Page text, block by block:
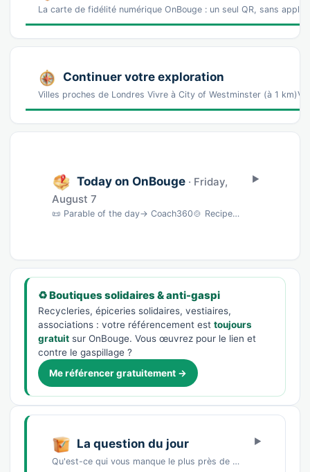
La carte de fidélité numérique OnBouge : un seul QR, sans appli
Continuer votre exploration
Villes proches de Londres Vivre à City of Westminster (à 1
Today on OnBouge · Friday,
August 7
📜 Parable of the day→ Coach360🍲 Recipe of the dayFlan maison onctueux & parfumé · 45 min…
♻️ Boutiques solidaires & anti-gaspi
Recycleries, épiceries solidaires, vestiaires,
associations : votre référencement est toujours
gratuit sur OnBouge. Vous œuvrez pour le lien et
contre le gaspillage ?
Me référencer gratuitement →
La question du jour
Qu'est-ce qui vous manque le plus près de chez vous ?Un marché de producteursDes commerces…